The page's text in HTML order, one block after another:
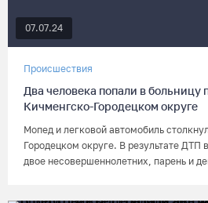
07.07.24
Происшествия
Два человека попали в больницу
Кичменгско-Городецком округе
Мопед и легковой автомобиль
Городецком округе. В результате ДТП
двое несовершеннолетних, парень и